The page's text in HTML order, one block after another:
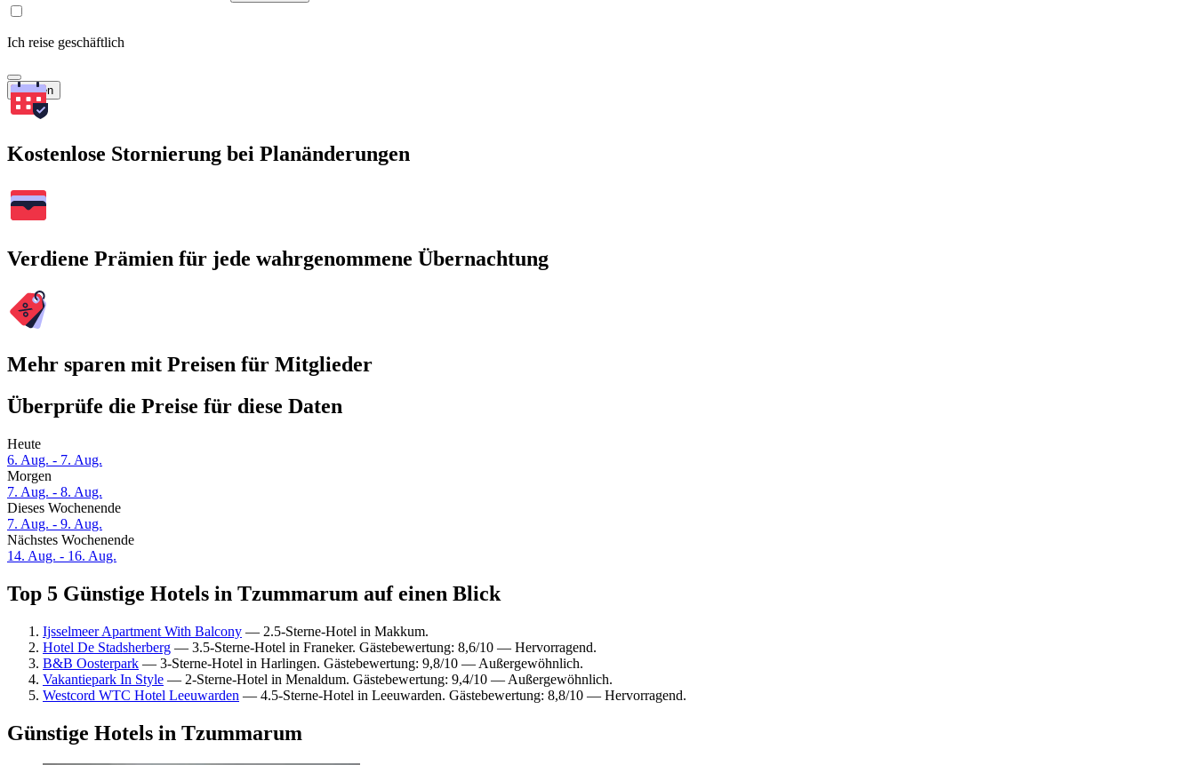
Ich reise geschäftlich
Suchen
Kostenlose Stornierung bei Planänderungen
Verdiene Prämien für jede wahrgenommene Übernachtung
Mehr sparen mit Preisen für Mitglieder
Überprüfe die Preise für diese Daten
Heute
6. Aug. - 7. Aug.
Morgen
7. Aug. - 8. Aug.
Dieses Wochenende
7. Aug. - 9. Aug.
Nächstes Wochenende
14. Aug. - 16. Aug.
Top 5 Günstige Hotels in Tzummarum auf einen Blick
Ijsselmeer Apartment With Balcony — 2.5-Sterne-Hotel in Makkum.
Hotel De Stadsherberg — 3.5-Sterne-Hotel in Franeker. Gästebewertung: 8,6/10 — Hervorragend.
B&B Oosterpark — 3-Sterne-Hotel in Harlingen. Gästebewertung: 9,8/10 — Außergewöhnlich.
Vakantiepark In Style — 2-Sterne-Hotel in Menaldum. Gästebewertung: 9,4/10 — Außergewöhnlich.
Westcord WTC Hotel Leeuwarden — 4.5-Sterne-Hotel in Leeuwarden. Gästebewertung: 8,8/10 — Hervorragend.
Günstige Hotels in Tzummarum